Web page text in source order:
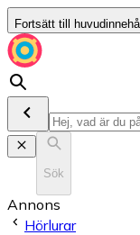
Fortsätt till huvudinnehåll
Sök
Annons
Hörlurar